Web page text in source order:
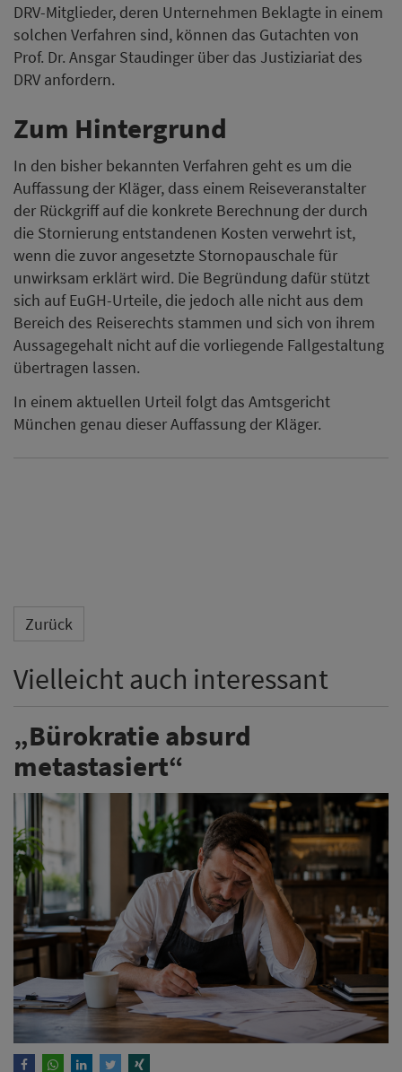
DRV-Mitglieder, deren Unternehmen Beklagte in einem
solchen Verfahren sind, können das Gutachten von
Prof. Dr. Ansgar Staudinger über das Justiziariat des
DRV anfordern.
Zum Hintergrund
In den bisher bekannten Verfahren geht es um die
Auffassung der Kläger, dass einem Reiseveranstalter
der Rückgriff auf die konkrete Berechnung der durch
die Stornierung entstandenen Kosten verwehrt ist,
wenn die zuvor angesetzte Stornopauschale für
unwirksam erklärt wird. Die Begründung dafür stützt
sich auf EuGH-Urteile, die jedoch alle nicht aus dem
Bereich des Reiserechts stammen und sich von ihrem
Aussagegehalt nicht auf die vorliegende Fallgestaltung
übertragen lassen.
In einem aktuellen Urteil folgt das Amtsgericht
München genau dieser Auffassung der Kläger.
Zurück
Vielleicht auch interessant
„Bürokratie absurd
metastasiert“